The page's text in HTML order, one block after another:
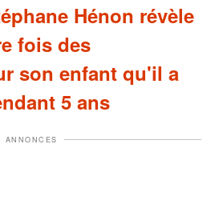
Hénon révèle
fois des
son enfant qu'il a
5 ans
ANNONCES